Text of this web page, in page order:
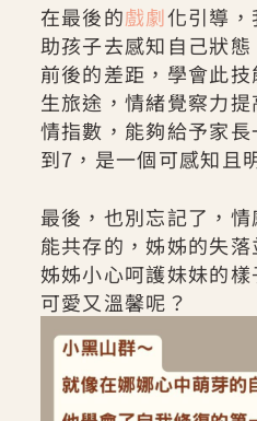
在最後的戲劇化引導
助孩子去感知自己狀
前後的差距，學會此
生旅途，情緒覺察力
情指數，能夠給予家
到7，是一個可感知且
最後，也別忘記了，
能共存的，姊姊的失
姊姊小心呵護妹妹的
可愛又溫馨呢？